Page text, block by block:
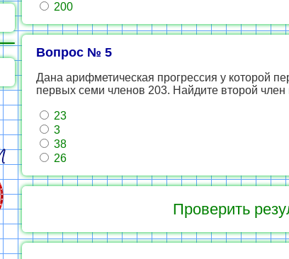
200
Вопрос № 5
Дана арифметическая прогрессия у которой
первых семи членов 203. Найдите второй член
23
3
38
26